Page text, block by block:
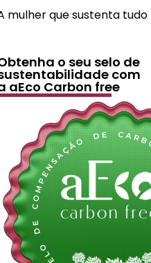
mulher que sustenta tudo
o seu selo de
com
aEco Carbon free